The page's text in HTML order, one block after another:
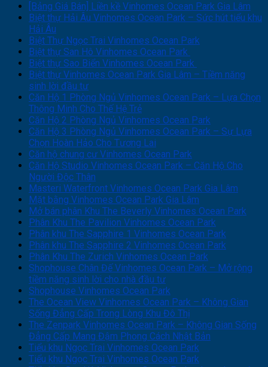
[Bảng Giá Bán] Liền kề Vinhomes Ocean Park Gia Lâm
Biệt thự Hải Âu Vinhomes Ocean Park – Sức hút tiểu khu
Hải Âu
Biệt Thự Ngọc Trai Vinhomes Ocean Park
Biệt thự San Hô Vinhomes Ocean Park
Biệt thự Sao Biển Vinhomes Ocean Park
Biệt thự Vinhomes Ocean Park Gia Lâm – Tiềm năng
sinh lời đầu tư
Căn Hộ 1 Phòng Ngủ Vinhomes Ocean Park – Lựa Chọn
Thông Minh Cho Thế Hệ Trẻ
Căn Hộ 2 Phòng Ngủ Vinhomes Ocean Park
Căn Hộ 3 Phòng Ngủ Vinhomes Ocean Park – Sự Lựa
Chọn Hoàn Hảo Cho Tương Lai
Căn hộ chung cư Vinhomes Ocean Park
Căn Hộ Studio Vinhomes Ocean Park – Căn Hộ Cho
Người Độc Thân
Masteri Waterfront Vinhomes Ocean Park Gia Lâm
Mặt bằng Vinhomes Ocean Park Gia Lâm
Mở bán phân Khu The Beverly Vinhomes Ocean Park
Phân Khu The Pavilion Vinhomes Ocean Park
Phân khu The Sapphire 1 Vinhomes Ocean Park
Phân khu The Sapphire 2 Vinhomes Ocean Park
Phân Khu The Zurich Vinhomes Ocean Park
Shophouse Chân Đế Vinhomes Ocean Park – Mở rộng
tiềm năng sinh lời cho nhà đầu tư
Shophouse Vinhomes Ocean Park
The Ocean View Vinhomes Ocean Park – Không Gian
Sống Đẳng Cấp Trong Lòng Khu Đô Thị
The Zenpark Vinhomes Ocean Park – Không Gian Sống
Đẳng Cấp Mang Đậm Phong Cách Nhật Bản
Tiểu khu Ngọc Trai Vinhomes Ocean Park
Tiểu khu Ngọc Trai Vinhomes Ocean Park